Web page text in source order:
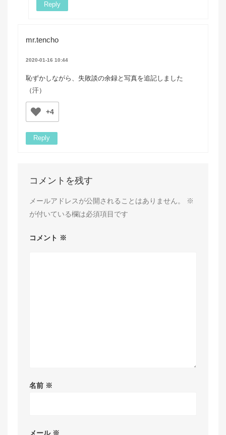
Reply
mr.tencho
2020-01-16 10:44
恥ずかしながら、失敗談の余録と写真を追記しました
（汗）
+4
Reply
コメントを残す
メールアドレスが公開されることはありません。
※
が付いている欄は必須項目です
コメント ※
名前 ※
メール ※